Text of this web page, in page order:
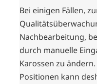
Bei einigen Fällen,
Nachbearbeitung,
durch manuelle
Karossen zu
Positionen kann